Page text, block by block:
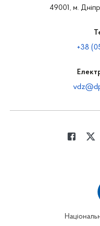
49001, м.
+38